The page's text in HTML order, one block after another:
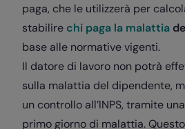
paga, che le utilizzerà per
stabilire chi paga la malattia
base alle normative vigenti.
Il datore di lavoro non potrà
sulla malattia del dipendente,
un controllo all’INPS, tramite
primo giorno di malattia.